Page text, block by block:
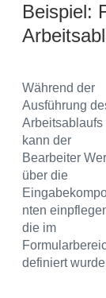
Beispiel:
Während der
Ausführung
Arbeitsablaufs
kann der
Bearbeiter
über die
nten
die im
definiert